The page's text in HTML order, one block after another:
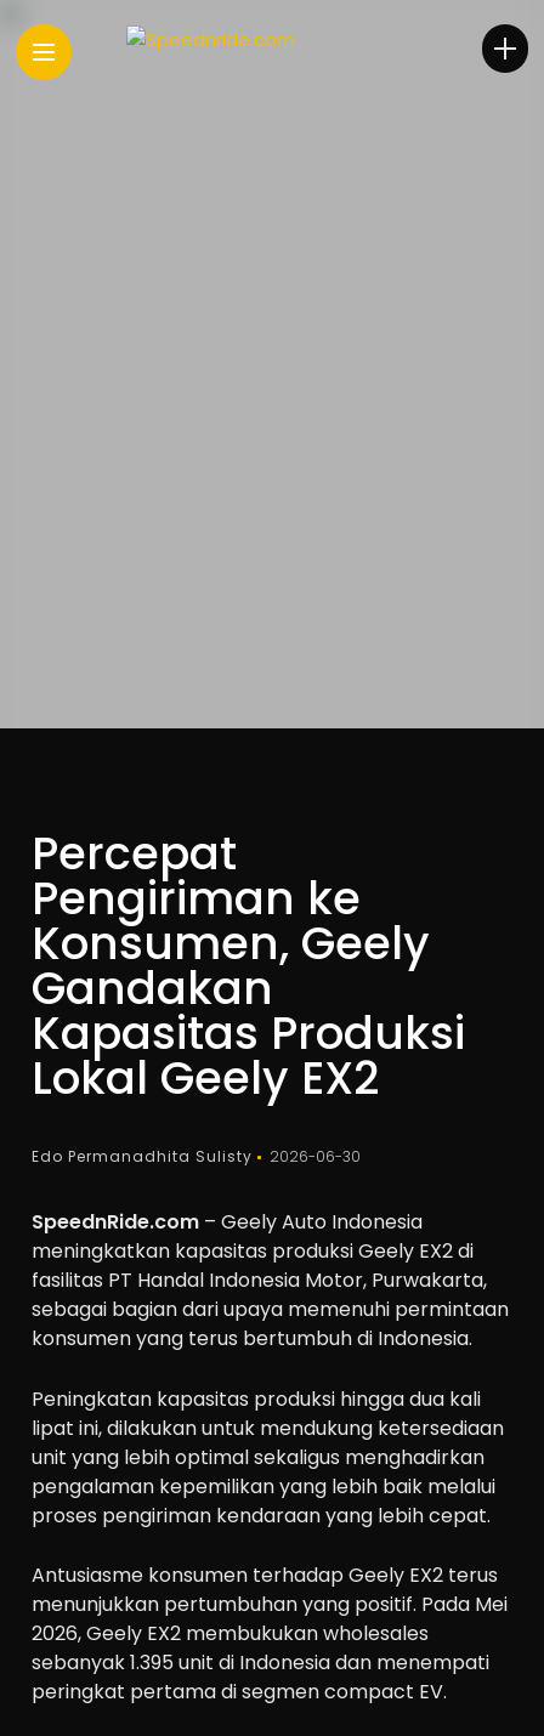
Percepat
Pengiriman ke
Konsumen, Geely
Gandakan
Kapasitas Produksi
Lokal Geely EX2
Edo Permanadhita Sulisty 2026-06-30
SpeednRide.com – Geely Auto Indonesia
meningkatkan kapasitas produksi Geely EX2 di
fasilitas PT Handal Indonesia Motor, Purwakarta,
sebagai bagian dari upaya memenuhi permintaan
konsumen yang terus bertumbuh di Indonesia.
Peningkatan kapasitas produksi hingga dua kali
lipat ini, dilakukan untuk mendukung ketersediaan
unit yang lebih optimal sekaligus menghadirkan
pengalaman kepemilikan yang lebih baik melalui
proses pengiriman kendaraan yang lebih cepat.
Antusiasme konsumen terhadap Geely EX2 terus
menunjukkan pertumbuhan yang positif. Pada Mei
2026, Geely EX2 membukukan wholesales
sebanyak 1.395 unit di Indonesia dan menempati
peringkat pertama di segmen compact EV.